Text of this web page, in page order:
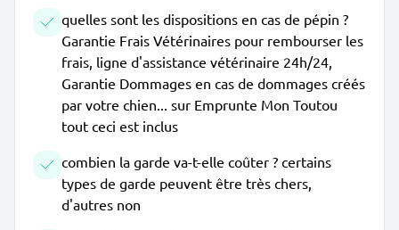
quelles sont les dispositions en cas de pépin ?
Garantie Frais Vétérinaires pour rembourser les
frais, ligne d'assistance vétérinaire 24h/24,
Garantie Dommages en cas de dommages créés
par votre chien... sur Emprunte Mon Toutou
tout ceci est inclus
combien la garde va-t-elle coûter ? certains
types de garde peuvent être très chers,
d'autres non